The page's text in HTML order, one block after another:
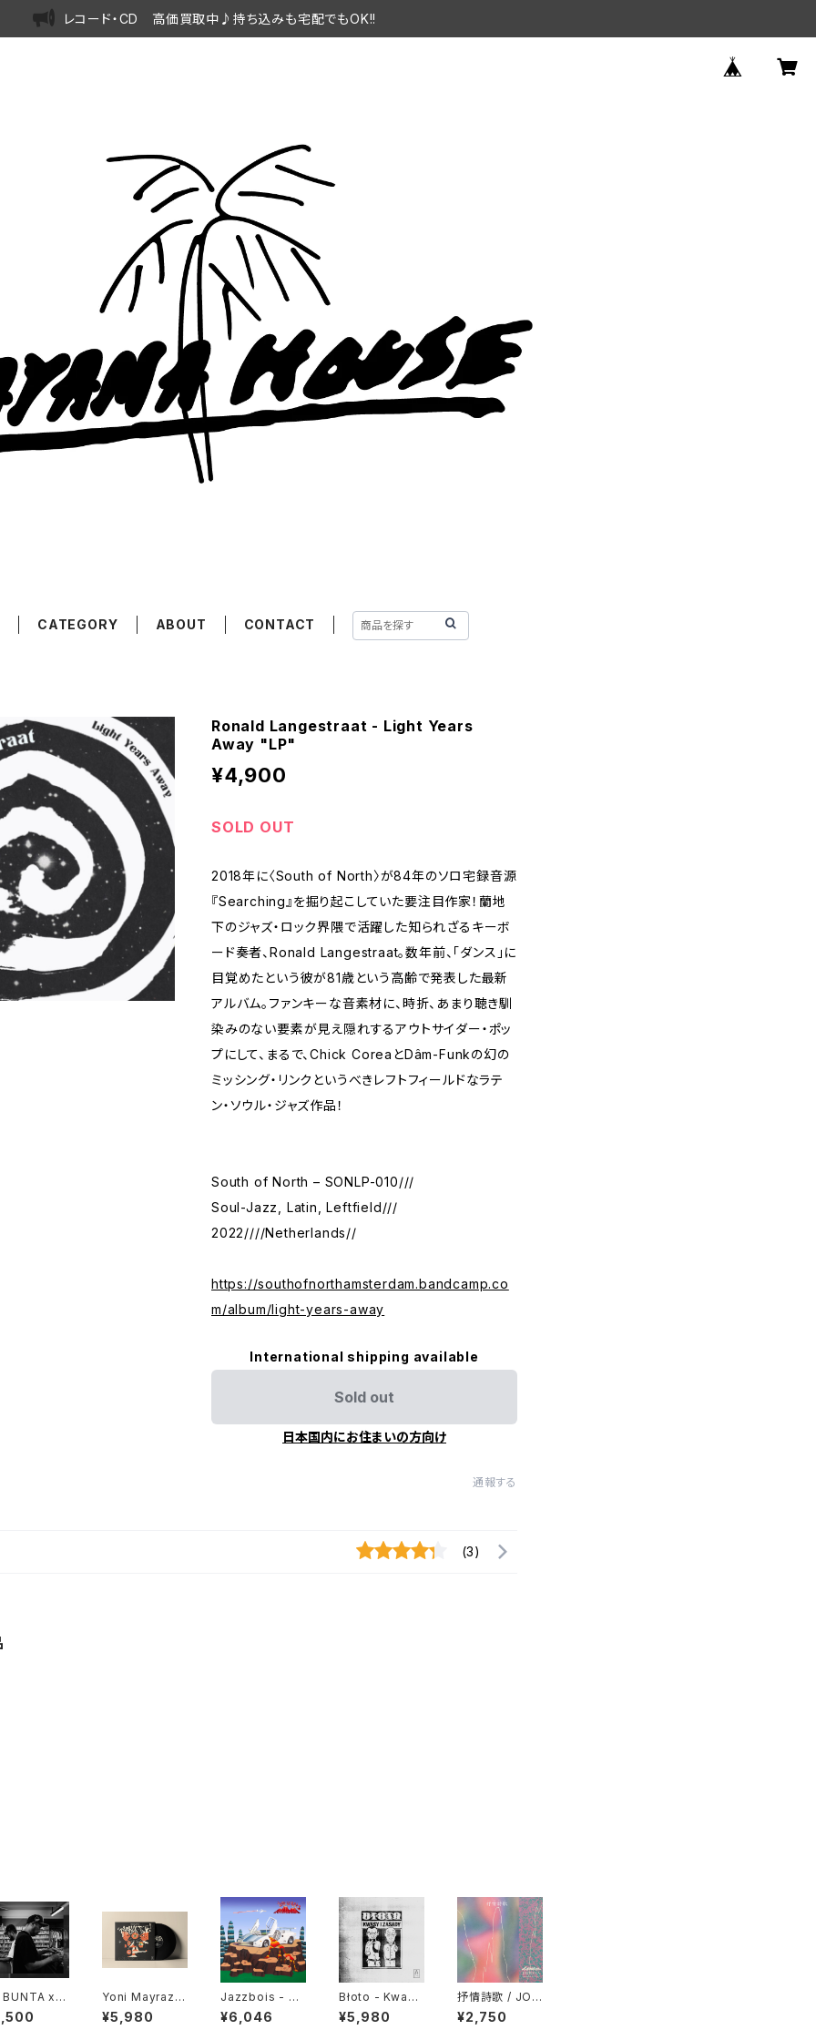
レコード・CD 高価買取中♪持ち込みも宅配でもOK!!
CATEGORY ABOUT CONTACT
Ronald Langestraat - Light Years
Away "LP"
¥4,900
SOLD OUT
2018年に〈South of North〉が84年のソロ宅録音源
『Searching』を掘り起こしていた要注目作家！蘭地
下のジャズ・ロック界隈で活躍した知られざるキーボ
ード奏者、Ronald Langestraat。数年前、「ダンス」に
目覚めたという彼が81歳という高齢で発表した最新
アルバム。ファンキーな音素材に、時折、あまり聴き馴
染みのない要素が見え隠れするアウトサイダー・ポッ
プにして、まるで、Chick CoreaとDâm-Funkの幻の
ミッシング・リンクというべきレフトフィールドなラテ
ン・ソウル・ジャズ作品！
South of North – SONLP-010///
Soul-Jazz, Latin, Leftfield///
2022////Netherlands//
https://southofnorthamsterdam.bandcamp.co
m/album/light-years-away
International shipping available
Sold out
日本国内にお住まいの方向け
通報する
(3)
x D
HUSKY
CAMPiN
Yoni Mayraz -
Dybbuk Tse!
"LP"
¥5,980
Jazzbois - Sti
ll Blunted "LP"
¥6,046
Błoto - Kwasy
I Zasady "LP"
¥5,980
抒情詩歌 / JOJ
ŌSHĪKA "CD"
¥2,750